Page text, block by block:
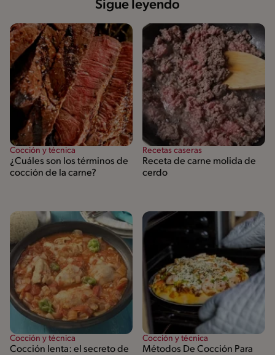
Sigue leyendo
Cocción y técnica
¿Cuáles son los términos de
cocción de la carne?
Recetas caseras
Receta de carne molida de
cerdo
Cocción y técnica
Cocción lenta: el secreto de
Cocción y técnica
Métodos De Cocción Para